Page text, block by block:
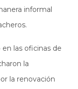
informal
las oficinas de
la
la renovación